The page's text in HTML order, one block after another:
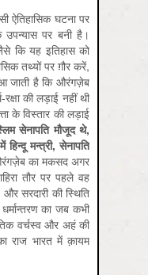
ऐतिहासिक घटना पर
पर बनी है।
कि यह इतिहास को
तथ्यों पर ग़ौर करें,
जाती है कि औरंगज़ेब
की लड़ाई नहीं थी
के विस्तार की लड़ाई
सेनापतिमौजूदथे,
मेंहिन्दूमन्त्री,सेनापति
का मकसद अगर
तौर पर पहले वह
सरदारी की स्थिति
का जब कभी
वर्चस्व और अहं की
राज भारत में क़ायम